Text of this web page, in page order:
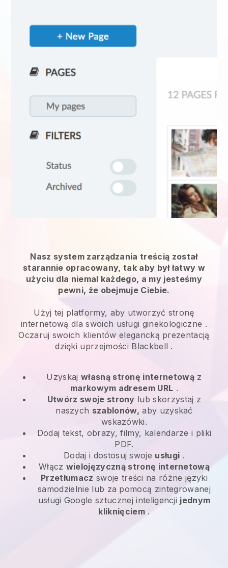
Nasz system zarządzania treścią został
starannie opracowany, tak aby był łatwy w
użyciu dla niemal każdego, a my jesteśmy
pewni, że obejmuje Ciebie.
Użyj tej platformy, aby utworzyć stronę
internetową dla swoich usługi ginekologiczne .
Oczaruj swoich klientów elegancką prezentacją
dzięki uprzejmości Blackbell .
Uzyskaj własną stronę internetowąz
markowym adresem URL .
Utwórz swoje strony lub skorzystaj z
naszych szablonów, aby uzyskać
wskazówki.
Dodaj tekst, obrazy, filmy, kalendarze i pliki
PDF.
Dodaj i dostosuj swoje usługi .
Włącz wielojęzyczną stronę internetową
Przetłumacz swoje treści na różne języki
samodzielnie lub za pomocą zintegrowanej
usługi Google sztucznej inteligencji jednym
kliknięciem.